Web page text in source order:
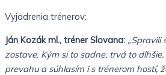
Vyjadrenia trénerov:
Ján Kozák ml., tréner Slovana: „Spravili
zostave. Kým si to sadne, trvá to
prevahu a súhlasím i s trénerom hostí,